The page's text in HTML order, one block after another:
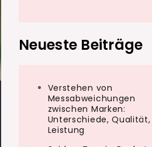
Neueste Beiträge
Verstehen von
Messabweichungen
zwischen Marken:
Unterschiede, Qualität,
Leistung